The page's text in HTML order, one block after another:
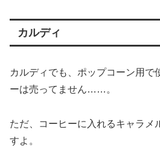
カルディ
カルディでも、ポップコーン用で
ーは売ってません……。
ただ、コーヒーに入れるキャラメ
すよ。